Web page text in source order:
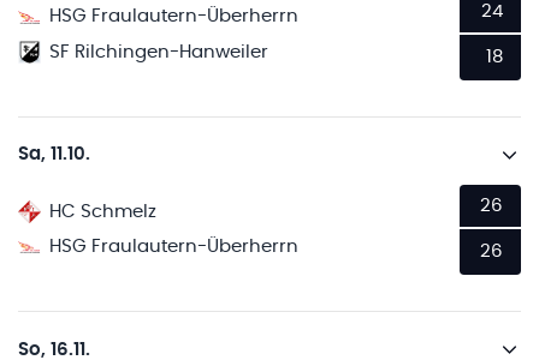
HSG Fraulautern-Überherrn
SF Rilchingen-Hanweiler
24
18
Sa, 11.10.
HC Schmelz
HSG Fraulautern-Überherrn
26
26
So, 16.11.